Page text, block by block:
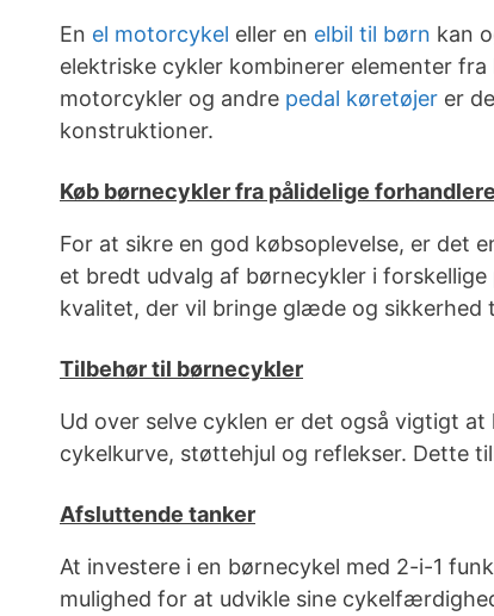
En el motorcykel eller en elbil til børn kan
elektriske cykler kombinerer elementer
motorcykler og andre pedal køretøjer er
konstruktioner.
Køb børnecykler fra pålidelige forhandlere
For at sikre en god købsoplevelse, er det
et bredt udvalg af børnecykler i
kvalitet, der vil bringe glæde og sikkerhed
Tilbehør til børnecykler
Ud over selve cyklen er det også vigtigt
cykelkurve, støttehjul og reflekser. Dette
Afsluttende tanker
At investere i en børnecykel med 2-i-1
mulighed for at udvikle sine